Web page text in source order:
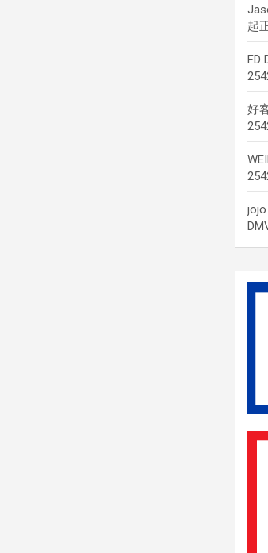
起
FD
好
jojo